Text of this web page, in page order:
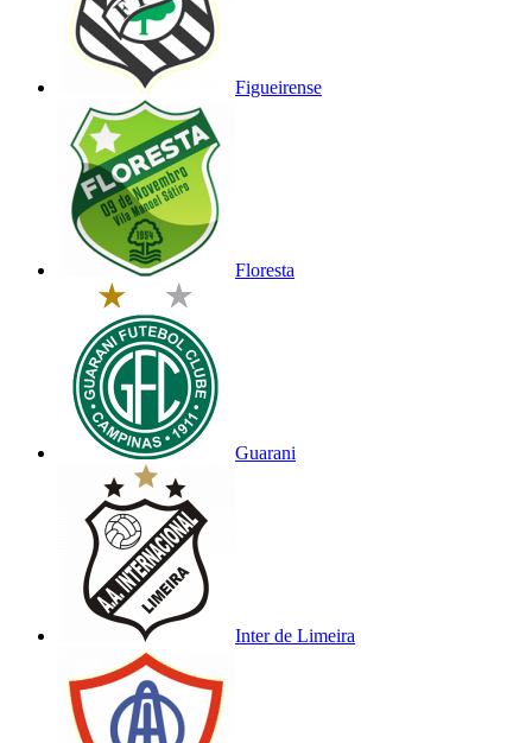
Figueirense
Floresta
Guarani
Inter de Limeira